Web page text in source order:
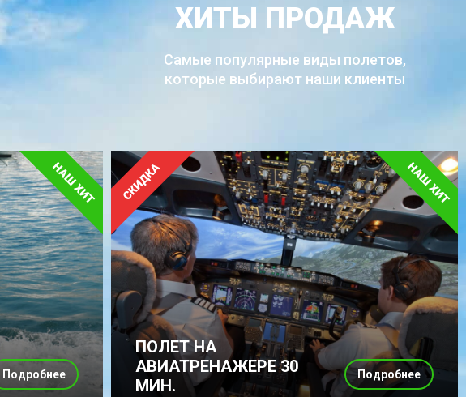
ХИТЫ ПРОДАЖ
Самые популярные виды полетов,
которые выбирают наши клиенты
Подробнее
ПОЛЕТ НА
АВИАТРЕНАЖЕРЕ 30
МИН.
Подробнее